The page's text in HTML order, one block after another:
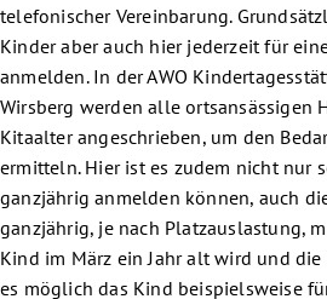
telefonischer Vereinbarung.
Kinder aber auch hier jederzeit für
anmelden. In der AWO
Wirsberg werden alle ortsansässigen
Kitaalter angeschrieben, um den
ermitteln. Hier ist es zudem nicht nur
ganzjährig anmelden können, auch
ganzjährig, je nach Platzauslastung,
Kind im März ein Jahr alt wird und
es möglich das Kind beispielsweise